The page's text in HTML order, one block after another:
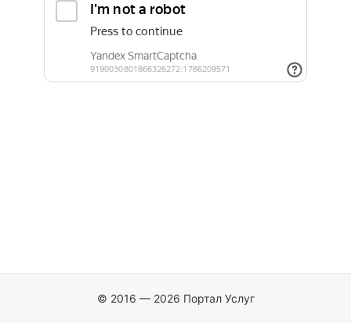
© 2016 — 2026 Портал Услуг